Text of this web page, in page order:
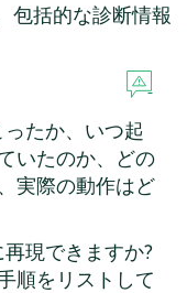
包括的な診断情報
ったか、いつ起
いたのか、どの
実際の動作はど
現できますか?
順をリストして